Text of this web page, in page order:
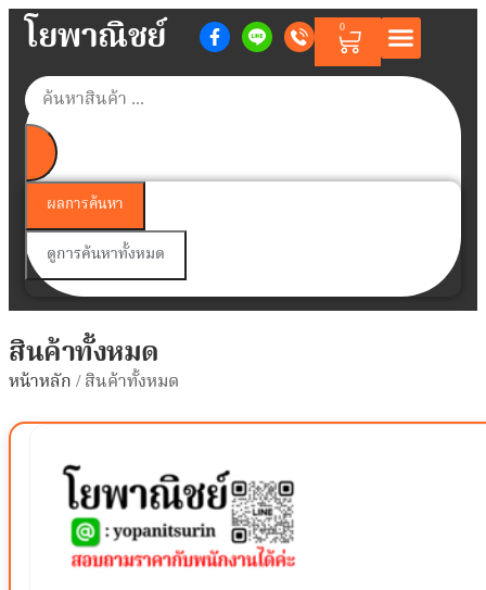
โยพาณิชย์ 0
ผลการค้นหา
ดูการค้นหาทั้งหมด
สินค้าทั้งหมด
หน้าหลัก/ สินค้าทั้งหมด